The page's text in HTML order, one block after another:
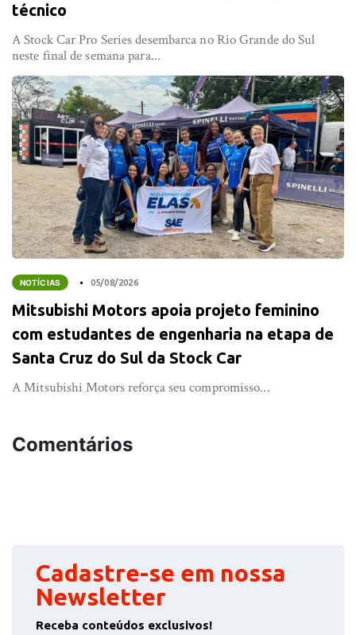
técnico
A Stock Car Pro Series desembarca no Rio Grande do Sul
neste final de semana para...
NOTÍCIAS 05/08/2026
Mitsubishi Motors apoia projeto feminino
com estudantes de engenharia na etapa de
Santa Cruz do Sul da Stock Car
A Mitsubishi Motors reforça seu compromisso...
Comentários
Cadastre-se em nossa
Newsletter
Receba conteúdos exclusivos!